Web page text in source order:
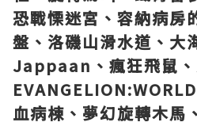
恐戰慄迷宮、容納病房
盤、洛磯山滑水道、大
Jappaan、瘋狂飛鼠、
血病棟、夢幻旋轉木馬